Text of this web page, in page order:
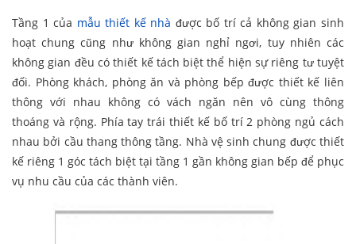
Tầng 1 của mẫu thiết kế nhà được bố trí cả không gian sinh
hoạt chung cũng như không gian nghỉ ngơi, tuy nhiên các
không gian đều có thiết kế tách biệt thể hiện sự riêng tư tuyệt
đối. Phòng khách, phòng ăn và phòng bếp được thiết kế liên
thông với nhau không có vách ngăn nên vô cùng thông
thoáng và rộng. Phía tay trái thiết kế bố trí 2 phòng ngủ cách
nhau bởi cầu thang thông tầng. Nhà vệ sinh chung được thiết
kế riêng 1 góc tách biệt tại tầng 1 gần không gian bếp để phục
vụ nhu cầu của các thành viên.